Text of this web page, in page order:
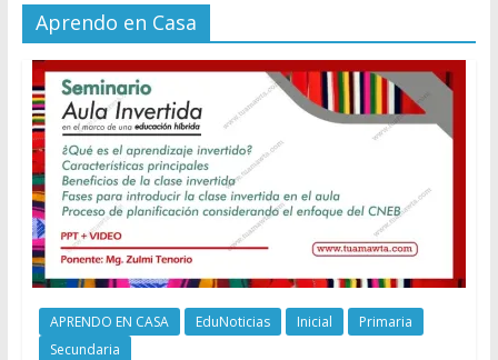
Aprendo en Casa
APRENDO EN CASA EduNoticias Inicial
Primaria
Secundaria